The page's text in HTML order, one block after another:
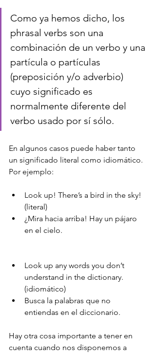
Como ya hemos dicho, los
phrasal verbs son una
combinación de un verbo y una
partícula o partículas
(preposición y/o adverbio)
cuyo significado es
normalmente diferente del
verbo usado por sí sólo.
En algunos casos puede haber tanto
un significado literal como idiomático.
Por ejemplo:
Look up! There’s a bird in the sky!
(literal)
¿Mira hacia arriba! Hay un pájaro
en el cielo.
Look up any words you don’t
understand in the dictionary.
(idiomático)
Busca la palabras que no
entiendas en el diccionario.
Hay otra cosa importante a tener en
cuenta cuando nos disponemos a